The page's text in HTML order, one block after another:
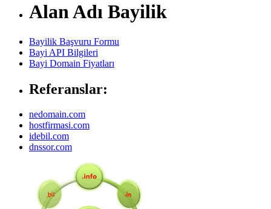
Alan Adı Bayilik
Bayilik Başvuru Formu
Bayi API Bilgileri
Bayi Domain Fiyatları
Referanslar:
nedomain.com
hostfirmasi.com
idebil.com
dnssor.com